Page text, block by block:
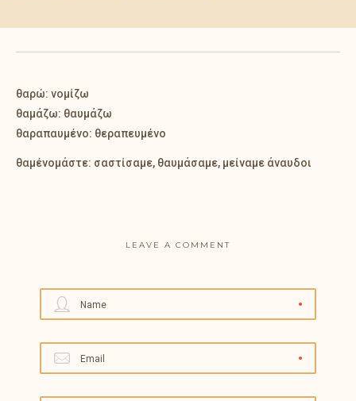
θαρώ: νομίζω
θαμάζω: θαυμάζω
θαραπαυμένο: θεραπευμένο
θαμένομάστε: σαστίσαμε, θαυμάσαμε, μείναμε άναυδοι
LEAVE A COMMENT
Name
Email